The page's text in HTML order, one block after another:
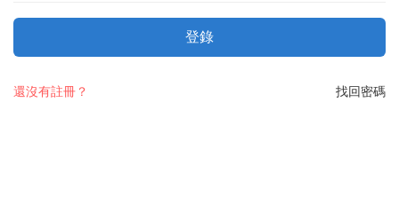
登錄
找回密碼
還沒有註冊？